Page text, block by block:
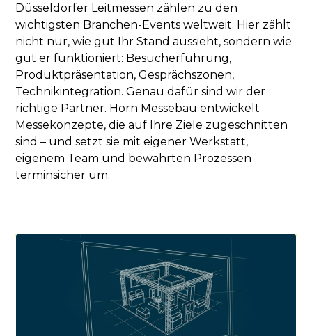
Düsseldorfer Leitmessen zählen zu den
wichtigsten Branchen-Events weltweit. Hier zählt
nicht nur, wie gut Ihr Stand aussieht, sondern wie
gut er funktioniert: Besucherführung,
Produktpräsentation, Gesprächszonen,
Technikintegration. Genau dafür sind wir der
richtige Partner. Horn Messebau entwickelt
Messekonzepte, die auf Ihre Ziele zugeschnitten
sind – und setzt sie mit eigener Werkstatt,
eigenem Team und bewährten Prozessen
terminsicher um.